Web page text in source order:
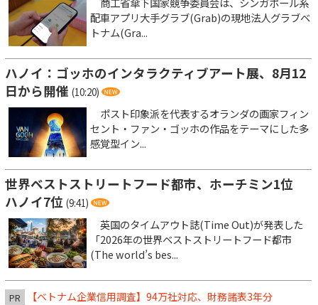
配車アプリ大手グラブ(Grab)の現地法人グラブベ
トナム(Gra...
ハノイ：ゴッホのインタラクティブアート展、8月12
日から開催 (10:20)
ポスト印象派を代表するオランダの画家フィン
セント・ファン・ゴッホの作品をテーマにした多
感覚型イン...
世界ベストストリートフード都市、ホーチミン1位
ハノイ7位 (9:41)
英国のタイムアウト誌(Time Out)が発表した
「2026年の世界ベストストリートフード都市
(The world’s bes...
PR 【ベトナム企業信用調査】94万社対応、財務諸表3年分